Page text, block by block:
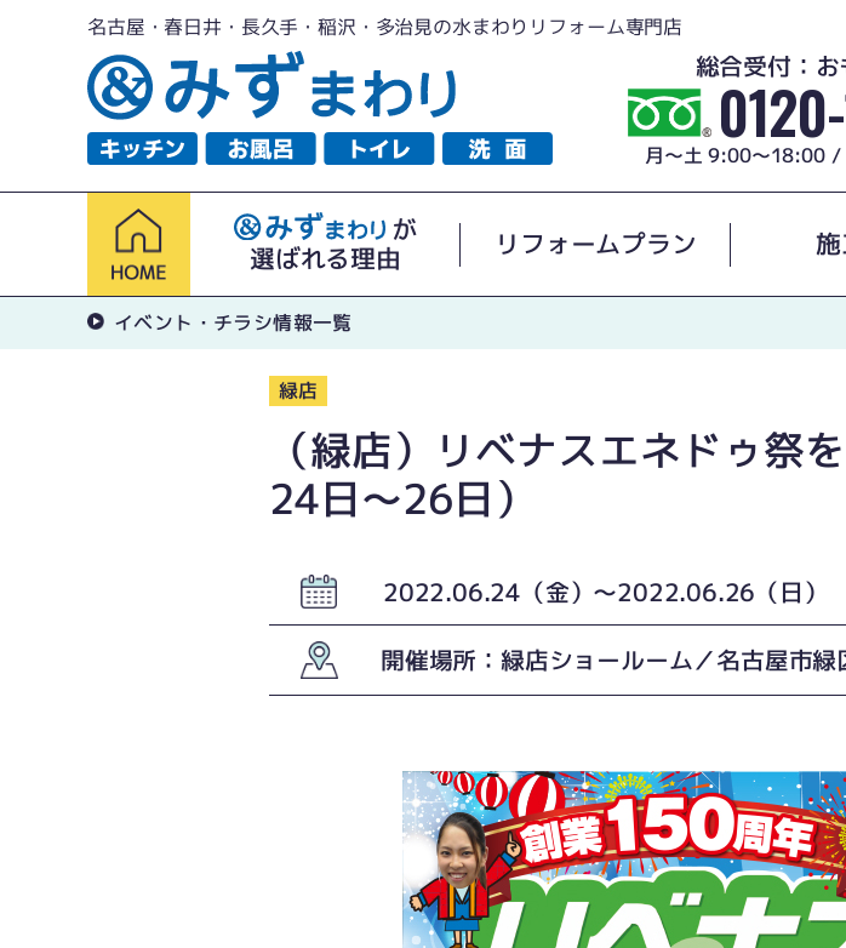
名古屋・春日井・長久手・稲沢・多治見の水まわりリフォーム専門店
総合受付：
月～土 9:00～18:00
が
選ばれる理由
リフォームプラン
イベント・チラシ情報一覧
緑店
（緑店）リベナスエネドゥ祭
24日〜26日）
2022.06.24（金）〜2022.06.26（日）
開催場所：緑店ショールーム／名古屋市